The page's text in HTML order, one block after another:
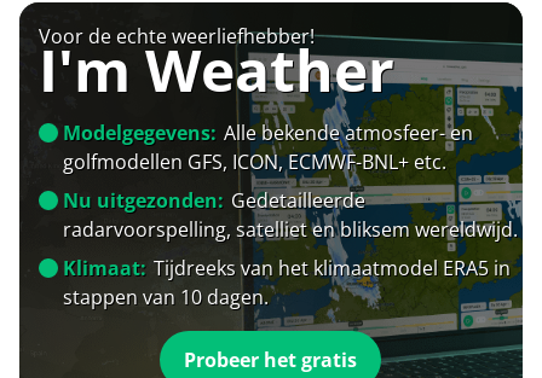
Voor de echte weerliefhebber!
I'm Weather
Modelgegevens: Alle bekende atmosfeer- en
golfmodellen GFS, ICON, ECMWF-BNL+ etc.
Nu uitgezonden: Gedetailleerde
radarvoorspelling, satelliet en bliksem wereldwijd.
Klimaat: Tijdreeks van het klimaatmodel ERA5 in
stappen van 10 dagen.
Probeer het gratis